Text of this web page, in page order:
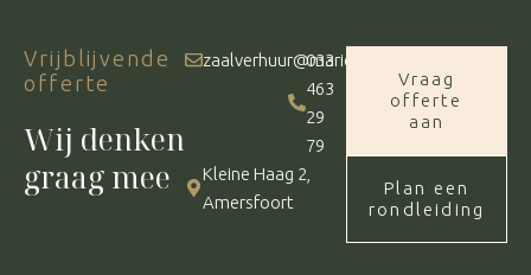
Vrijblijvende
offerte
Wij denken
graag mee
zaalverhuur@marienhof.nl
033
463
29
79
Kleine Haag 2,
Amersfoort
Vraag
offerte
aan
Plan een
rondleiding